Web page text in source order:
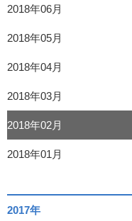
2018年06月
2018年05月
2018年04月
2018年03月
2018年02月
2018年01月
2017年